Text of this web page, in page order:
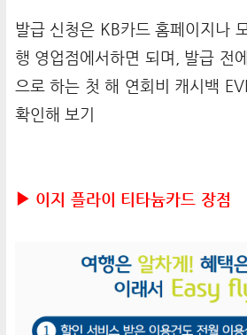
발급 신청은 KB카드 홈페이지나
행 영업점에서하면 되며, 발급 전
으로 하는 첫 해 연회비 캐시백
확인해 보기
▶ 이지 플라이 티타늄카드 장점